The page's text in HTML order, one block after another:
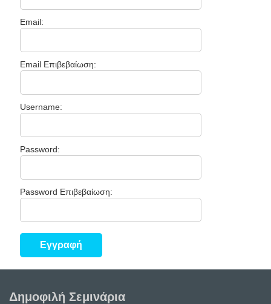
Email:
Email Επιβεβαίωση:
Username:
Password:
Password Επιβεβαίωση:
Δημοφιλή Σεμινάρια